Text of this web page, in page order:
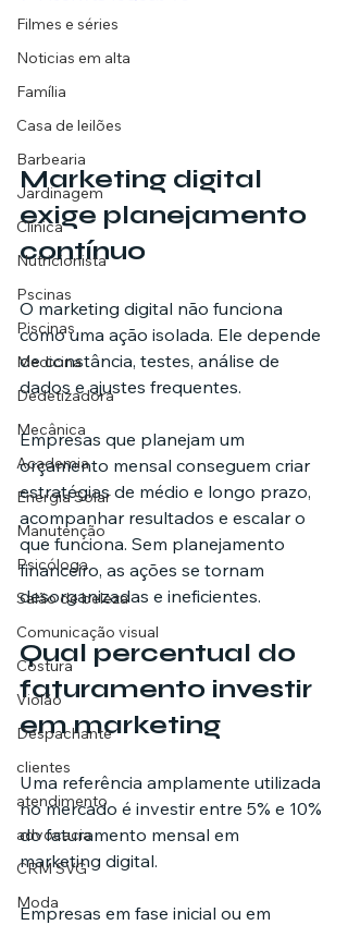
Filmes e séries
Noticias em alta
Família
Casa de leilões
Barbearia
Jardinagem
Clínica
Nutricionista
Pscinas
Piscinas
Medicina
Dedetizadora
Mecânica
Academia
Energia Solar
Manutenção
Psicóloga
Salão de beleza
Comunicação visual
Costura
Violão
Despachante
clientes
atendimento
advocacia
CRM SVG
Moda
Marketing digital
exige planejamento
contínuo
O marketing digital não funciona
como uma ação isolada. Ele depende
de constância, testes, análise de
dados e ajustes frequentes.
Empresas que planejam um
orçamento mensal conseguem criar
estratégias de médio e longo prazo,
acompanhar resultados e escalar o
que funciona. Sem planejamento
financeiro, as ações se tornam
desorganizadas e ineficientes.
Qual percentual do
faturamento investir
em marketing
Uma referência amplamente utilizada
no mercado é investir entre 5% e 10%
do faturamento mensal em
marketing digital.
Empresas em fase inicial ou em